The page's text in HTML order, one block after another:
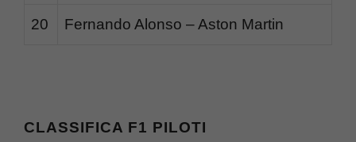
20 Fernando Alonso – Aston Martin
CLASSIFICA F1 PILOTI